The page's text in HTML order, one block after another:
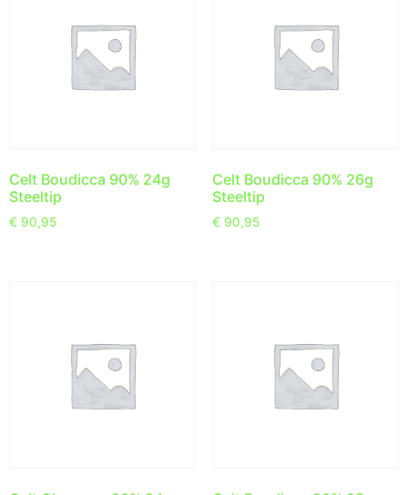
Celt Boudicca 90% 24g
Steeltip
€ 90,95
Celt Boudicca 90% 26g
Steeltip
€ 90,95